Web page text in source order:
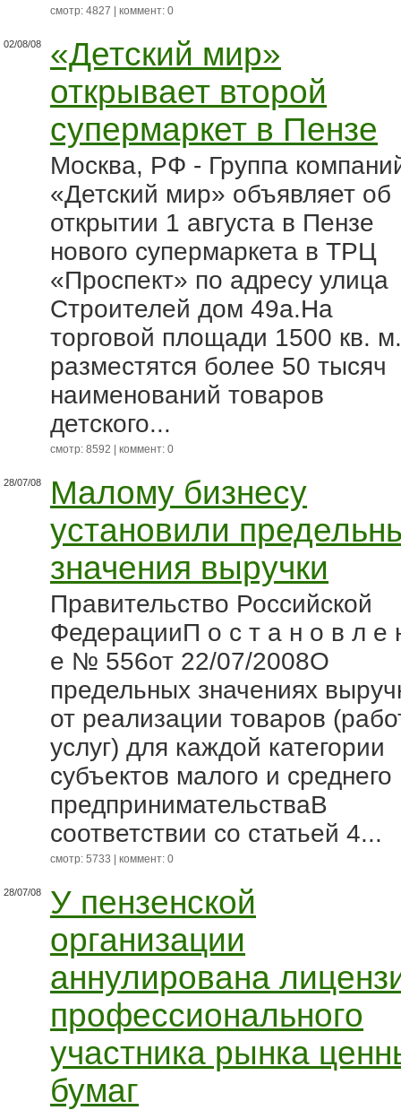
смотр: 4827 | коммент: 0
02/08/08
«Детский мир»
открывает второй
супермаркет в Пензе
Москва, РФ - Группа
«Детский мир» объявляет об
открытии 1 августа в Пензе
нового супермаркета в ТРЦ
«Проспект» по адресу улица
Строителей дом 49а.На
торговой площади 1500 кв. м.
разместятся более 50 тысяч
наименований товаров
детского...
смотр: 8592 | коммент: 0
28/07/08
Малому бизнесу
установили
значения выручки
Правительство Российской
ФедерацииП о с т а н о в л е
е № 556от 22/07/2008О
предельных значениях
от реализации товаров
услуг) для каждой категории
субъектов малого и среднего
предпринимательстваВ
соответствии со статьей 4...
смотр: 5733 | коммент: 0
28/07/08
У пензенской
организации
аннулирована
профессионального
участника рынка
бумаг